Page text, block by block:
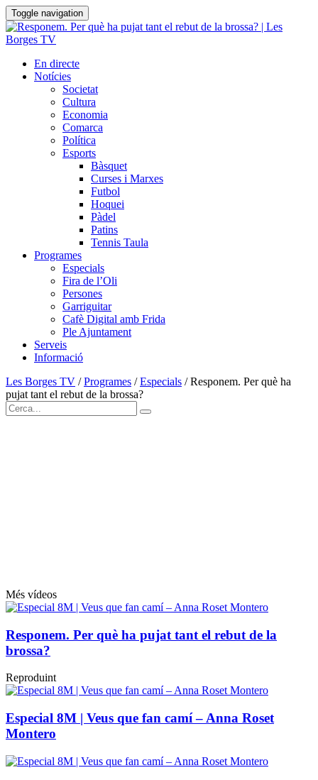
Toggle navigation
En directe
Notícies
Societat
Cultura
Economia
Comarca
Política
Esports
Bàsquet
Curses i Marxes
Futbol
Hoquei
Pàdel
Patins
Tennis Taula
Programes
Especials
Fira de l’Oli
Persones
Garriguitar
Cafè Digital amb Frida
Ple Ajuntament
Serveis
Informació
Les Borges TV /Programes /Especials /Responem. Per què ha
pujat tant el rebut de la brossa?
Més vídeos
Responem. Per què ha pujat tant el rebut de la
brossa?
Reproduint
Especial 8M | Veus que fan camí – Anna Roset
Montero